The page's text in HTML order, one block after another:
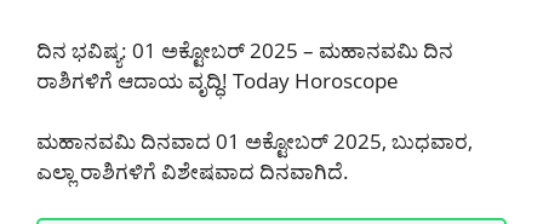
ದಿನ ಭವಿಷ್ಯ: 01 ಅಕ್ಟೋಬರ್ 2025 – ಮಹಾನವಮಿ ದಿನ
ರಾಶಿಗಳಿಗೆ ಆದಾಯ ವೃದ್ಧಿ! Today Horoscope
ಮಹಾನವಮಿ ದಿನವಾದ 01 ಅಕ್ಟೋಬರ್ 2025, ಬುಧವಾರ,
ಎಲ್ಲಾ ರಾಶಿಗಳಿಗೆ ವಿಶೇಷವಾದ ದಿನವಾಗಿದೆ.